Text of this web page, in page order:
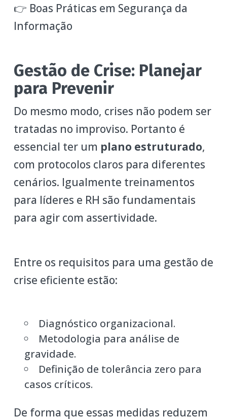
👉 Boas Práticas em Segurança da
Informação
Gestão de Crise: Planejar
para Prevenir
Do mesmo modo, crises não podem ser
tratadas no improviso. Portanto é
essencial ter um plano estruturado,
com protocolos claros para diferentes
cenários. Igualmente treinamentos
para líderes e RH são fundamentais
para agir com assertividade.
Entre os requisitos para uma gestão de
crise eficiente estão:
Diagnóstico organizacional.
Metodologia para análise de
gravidade.
Definição de tolerância zero para
casos críticos.
De forma que essas medidas reduzem